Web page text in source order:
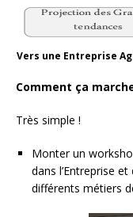
Vers une Entreprise
Comment ça
Très simple !
Monter un
dans l’Entreprise
différents métiers